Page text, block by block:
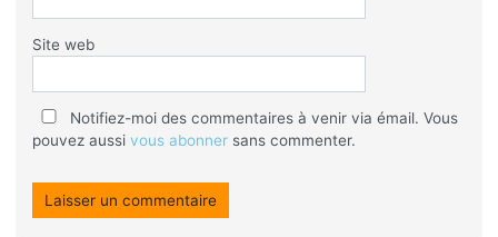
Site web
Notifiez-moi des commentaires à venir via émail. Vous
pouvez aussi vous abonnersans commenter.